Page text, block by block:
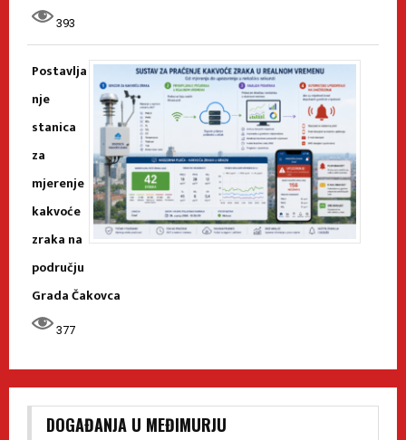
393
Postavlja
nje
stanica
za
mjerenje
kakvoće
zraka na
području
Grada Čakovca
377
DOGAĐANJA U MEĐIMURJU